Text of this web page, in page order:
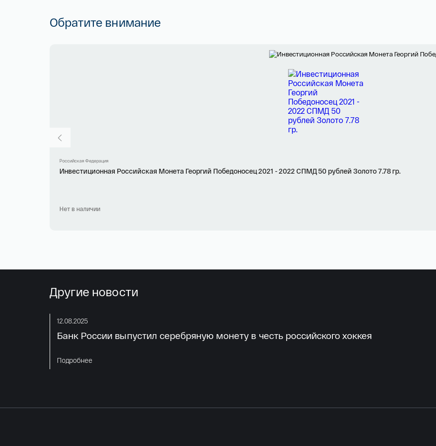
Обратите внимание
Российская Федерация
Инвестиционная Российская Монета Георгий Победоносец 2021 - 2022 СПМД 50 рублей Золото 7.78 гр.
Нет в наличии
Другие новости
12.08.2025
Банк России выпустил серебряную монету в честь российского хоккея
Подробнее